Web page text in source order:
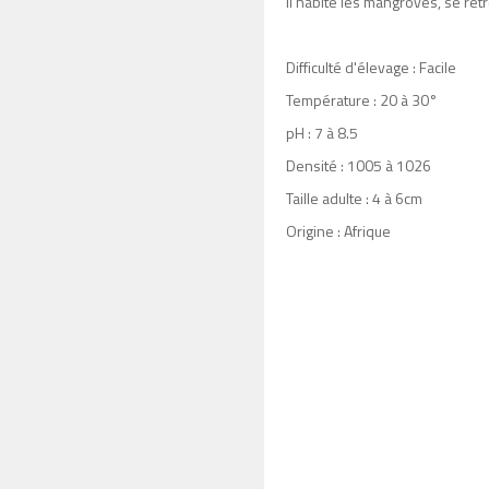
Difficulté d'élevage : Facile
Température : 20 à 30°
pH : 7 à 8.5
Densité : 1005 à 1026
Taille adulte : 4 à 6cm
Origine : Afrique